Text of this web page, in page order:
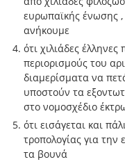
ευρωπαϊκής ένωσης
ανήκουμε
ότι χιλιάδες
περιορισμούς του
διαμερίσματα να
υποστούν τα
στο νομοσχέδιο
ότι εισάγεται και
τροπολογίας για
τα βουνά